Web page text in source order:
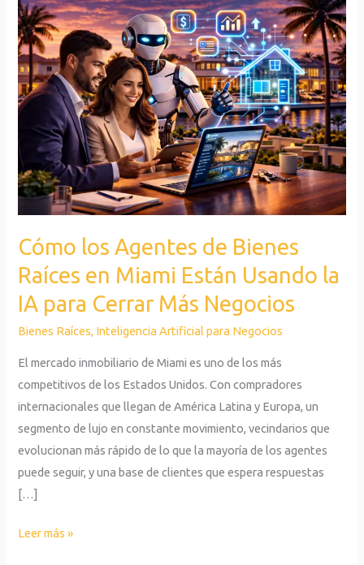
Cómo los Agentes de Bienes
Raíces en Miami Están Usando la
IA para Cerrar Más Negocios
Bienes Raíces, Inteligencia Artificial para Negocios
El mercado inmobiliario de Miami es uno de los más
competitivos de los Estados Unidos. Con compradores
internacionales que llegan de América Latina y Europa, un
segmento de lujo en constante movimiento, vecindarios que
evolucionan más rápido de lo que la mayoría de los agentes
puede seguir, y una base de clientes que espera respuestas
[…]
Cómo
los
Agentes
de
Bienes
Raíces
Miami
Están
Usando
IA
para
Más
Negocios
Leer más »